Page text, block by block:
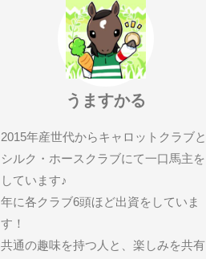
うますかる
2015年産世代からキャロットクラブと
シルク・ホースクラブにて一口馬主を
しています♪
年に各クラブ6頭ほど出資をしていま
す！
共通の趣味を持つ人と、楽しみを共有